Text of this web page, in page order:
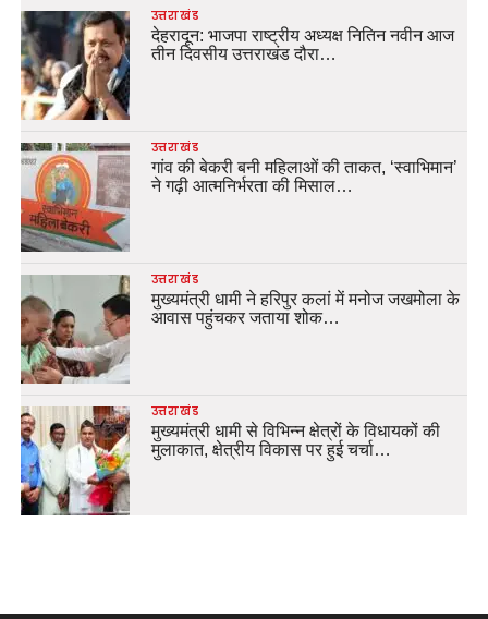
उत्तराखंड
देहरादून: भाजपा राष्ट्रीय अध्यक्ष नितिन नवीन आज
तीन दिवसीय उत्तराखंड दौरा…
उत्तराखंड
गांव की बेकरी बनी महिलाओं की ताकत, ‘स्वाभिमान’
ने गढ़ी आत्मनिर्भरता की मिसाल…
उत्तराखंड
मुख्यमंत्री धामी ने हरिपुर कलां में मनोज जखमोला के
आवास पहुंचकर जताया शोक…
उत्तराखंड
मुख्यमंत्री धामी से विभिन्न क्षेत्रों के विधायकों की
मुलाकात, क्षेत्रीय विकास पर हुई चर्चा…